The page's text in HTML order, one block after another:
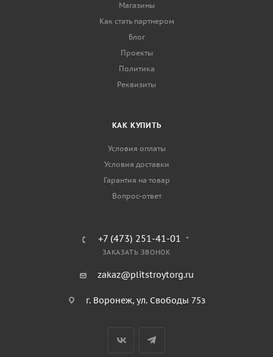
Магазины
Как стать партнером
Блог
Проекты
Политика
Реквизиты
КАК КУПИТЬ
Условия оплаты
Условия доставки
Гарантия на товар
Вопрос-ответ
+7 (473) 251-41-01
ЗАКАЗАТЬ ЗВОНОК
zakaz@plitstroytorg.ru
г. Воронеж, ул. Свободы 75з